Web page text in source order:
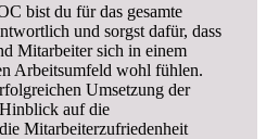
bist du für das gesamte
und sorgst dafür, dass
Mitarbeiter sich in einem
Arbeitsumfeld wohl fühlen.
Umsetzung der
auf die
Mitarbeiterzufriedenheit